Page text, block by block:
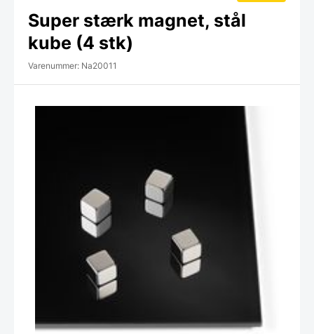
Super stærk magnet, stål
kube (4 stk)
Varenummer: Na20011